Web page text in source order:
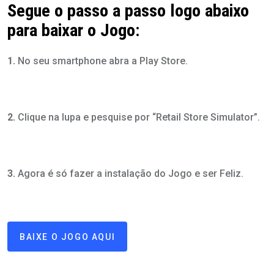
Segue o passo a passo logo abaixo
para baixar o Jogo:
1. No seu smartphone abra a Play Store.
2. Clique na lupa e pesquise por “Retail Store Simulator”.
3. Agora é só fazer a instalação do Jogo e ser Feliz.
BAIXE O JOGO AQUI